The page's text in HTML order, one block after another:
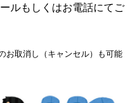
ルもしくはお電話にてご
お取消し（キャンセル）も可能